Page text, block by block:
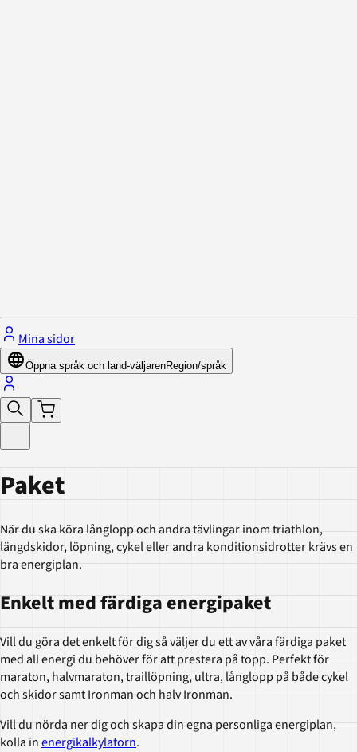
Mina sidor
Öppna språk och land-väljarenRegion/språk
Paket
När du ska köra långlopp och andra tävlingar inom triathlon,
längdskidor, löpning, cykel eller andra konditionsidrotter krävs en
bra energiplan.
Enkelt med färdiga energipaket
Vill du göra det enkelt för dig så väljer du ett av våra färdiga paket
med all energi du behöver för att prestera på topp. Perfekt för
maraton, halvmaraton, traillöpning, ultra, långlopp på både cykel
och skidor samt Ironman och halv Ironman.
Vill du nörda ner dig och skapa din egna personliga energiplan,
kolla inenergikalkylatorn.